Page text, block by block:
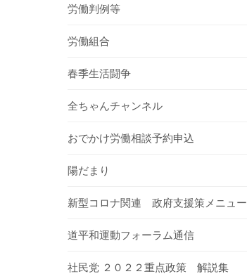
労働判例等
労働組合
春季生活闘争
全ちゃんチャンネル
おでかけ労働相談予約申込
陽だまり
新型コロナ関連 政府支援策メニュー
道平和運動フォーラム通信
社民党 ２０２２重点政策 解説集